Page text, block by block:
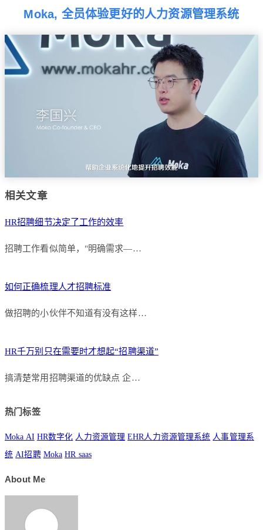
Moka, 全员体验更好的人力资源管理系统
相关文章
HR招聘细节决定了工作的效率
招聘工作看似简单，"明确需求—…
如何正确梳理人才招聘标准
做招聘的小伙伴不知道有没有这样…
HR千万别只在需要时才想起“招聘渠道”
搞清楚常用招聘渠道的优缺点 企…
热门标签
Moka AI HR数字化 人力资源管理 EHR人力资源管理系统 人事管理系
统 AI招聘 Moka HR saas
About Me